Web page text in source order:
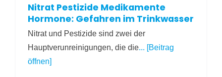
Nitrat Pestizide Medikamente
Hormone: Gefahren im Trinkwasser
Nitrat und Pestizide sind zwei der
Hauptverunreinigungen, die die... [Beitrag
öffnen]